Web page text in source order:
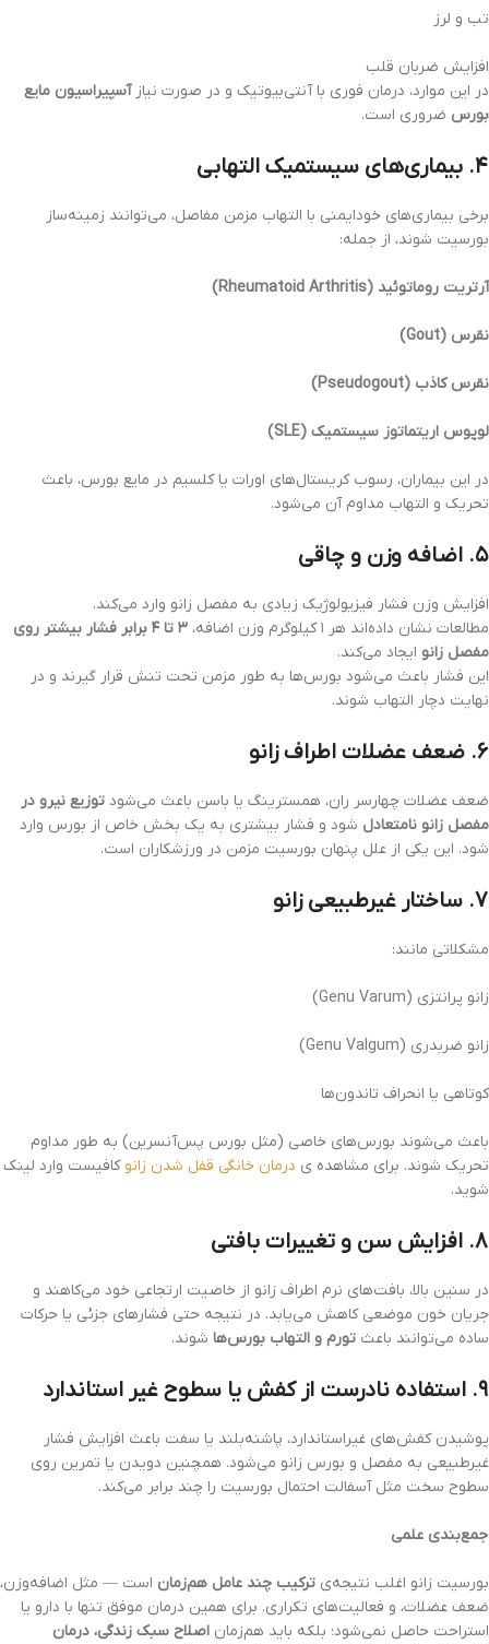
تب و لرز
افزایش ضربان قلب
در این موارد، درمان فوری با آنتی‌بیوتیک و در صورت نیازآسپیراسیون مایع
بورس ضروری است.
برخی بیماری‌های خودایمنی با التهاب مزمن مفاصل، می‌توانند زمینه‌ساز
بورسیت شوند، از جمله:
آرتریت روماتوئید (Rheumatoid Arthritis)
نقرس (Gout)
نقرس کاذب (Pseudogout)
لوپوس اریتماتوز سیستمیک (SLE)
در این بیماران، رسوب کریستال‌های اورات یا کلسیم در مایع بورس، باعث
تحریک و التهاب مداوم آن می‌شود.
۵. اضافه وزن و چاقی
افزایش وزن فشار فیزیولوژیک زیادی به مفصل زانو وارد می‌کند.
مطالعات نشان داده‌اند هر ۱ کیلوگرم وزن اضافه،
۳ تا ۴ برابر فشار بیشتر روی
مفصل زانو ایجاد می‌کند.
این فشار باعث می‌شود بورس‌ها به طور مزمن تحت تنش قرار گیرند و در
نهایت دچار التهاب شوند.
۶. ضعف عضلات اطراف زانو
ضعف عضلات چهارسر ران، همسترینگ یا باسن باعث می‌شود توزیع نیرو در
مفصل زانو نامتعادل شود و فشار بیشتری به یک بخش خاص از بورس وارد
شود. این یکی از علل پنهان بورسیت مزمن در ورزشکاران است.
مشکلاتی مانند:
زانو پرانتزی (Genu Varum)
زانو ضربدری (Genu Valgum)
کوتاهی یا انحراف تاندون‌ها
باعث می‌شوند بورس‌های خاصی (مثل بورس پس‌آنسرین) به طور مداوم
تحریک شوند. برای مشاهده ی درمان خانگی قفل شدن زانو کافیست وارد لینک
شوید.
در سنین بالا، بافت‌های نرم اطراف زانو از خاصیت ارتجاعی خود می‌کاهند و
جریان خون موضعی کاهش می‌یابد. در نتیجه حتی فشارهای جزئی یا حرکات
ساده می‌توانند باعث تورم و التهاب بورس‌ها شوند.
پوشیدن کفش‌های غیراستاندارد، پاشنه‌بلند یا سفت باعث افزایش فشار
غیرطبیعی به مفصل و بورس زانو می‌شود. همچنین دویدن یا تمرین روی
سطوح سخت مثل آسفالت احتمال بورسیت را چند برابر می‌کند.
جمع‌بندی علمی
بورسیت زانو اغلب نتیجه‌ی ترکیب چند عامل هم‌زمان است — مثل اضافه‌وزن،
ضعف عضلات، و فعالیت‌های تکراری. برای همین درمان موفق تنها با دارو یا
استراحت حاصل نمی‌شود؛ بلکه باید هم‌زمان اصلاح سبک زندگی، درمان